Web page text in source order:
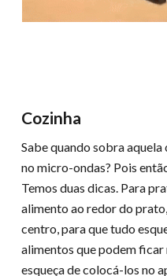
Cozinha
Sabe quando sobra
no micro-ondas? Pois
Temos duas dicas. Para
alimento ao redor do
centro, para que tudo
alimentos que podem ficar
esqueça de colocá-los no